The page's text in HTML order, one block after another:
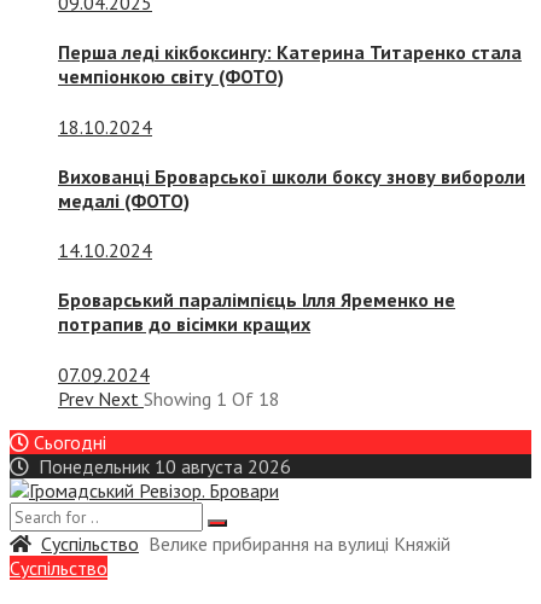
Перша леді кікбоксингу: Катерина Титаренко стала
чемпіонкою світу (ФОТО)
18.10.2024
Вихованці Броварської школи боксу знову вибороли
медалі (ФОТО)
14.10.2024
Броварський паралімпієць Ілля Яременко не
потрапив до вісімки кращих
07.09.2024
Prev Next Showing 1 Of 18
Сьогодні
Понедельник 10 августа 2026
Суспiльство Велике прибирання на вулиці Княжій
Суспiльство